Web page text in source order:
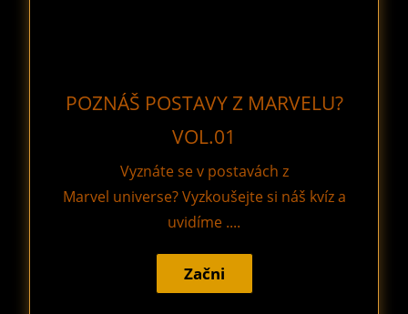
POZNÁŠ POSTAVY Z MARVELU?
VOL.01
Vyznáte se v postavách z
Marvel universe? Vyzkoušejte si náš kvíz a
uvidíme ....